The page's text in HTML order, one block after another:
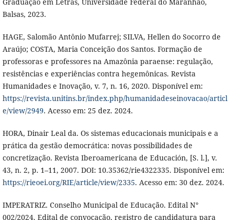
Balsas, 2023.
HAGE, Salomão Antônio Mufarrej; SILVA, Hellen do Socorro de
Araújo; COSTA, Maria Conceição dos Santos. Formação de
professoras e professores na Amazônia paraense: regulação,
resistências e experiências contra hegemônicas. Revista
Humanidades e Inovação, v. 7, n. 16, 2020. Disponível em:
https://revista.unitins.br/index.php/humanidadeseinovacao/articl
e/view/2949. Acesso em: 25 dez. 2024.
HORA, Dinair Leal da. Os sistemas educacionais municipais e a
prática da gestão democrática: novas possibilidades de
concretização. Revista Iberoamericana de Educación, [S. l.], v.
43, n. 2, p. 1–11, 2007. DOI: 10.35362/rie4322335. Disponível em:
https://rieoei.org/RIE/article/view/2335. Acesso em: 30 dez. 2024.
IMPERATRIZ. Conselho Municipal de Educação. Edital N°
002/2024. Edital de convocação, registro de candidatura para